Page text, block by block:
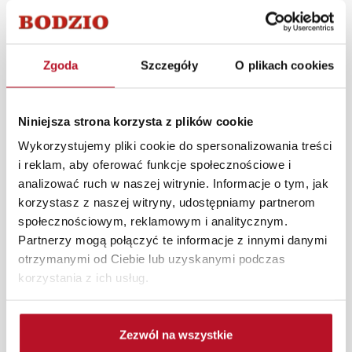
Zgoda Szczegóły O plikach cookies
Niniejsza strona korzysta z plików cookie
Wykorzystujemy pliki cookie do spersonalizowania treści
i reklam, aby oferować funkcje społecznościowe i
analizować ruch w naszej witrynie. Informacje o tym, jak
korzystasz z naszej witryny, udostępniamy partnerom
społecznościowym, reklamowym i analitycznym.
Partnerzy mogą połączyć te informacje z innymi danymi
otrzymanymi od Ciebie lub uzyskanymi podczas
korzystania z ich usług.
Zezwól na wszystkie
kolekcji Loara. W każdym z salonów mebli Bodzio
pracownicy z wykorzystaniem programu Bodzio 3D
zaprojektują i przygotują kompleksową wizualizację
W każdym z salonów mebli Bodzio oferujemy pomoc w
aranżacji mebli, a nasi pracownicy z wykorzystaniem
programu Planer 3D bezpłatnie zaprojektują i
przygotują kompleksową wizualizację Państwa
pomieszczenia wraz z wyceną. Każde zamówienie
złożone w sklepie stacjonarnym dostarczymy do 3 dni
roboczych na terenie całej Polski. W przypadku
zamówień internetowych czas dostawy wynosi do 5 dni
roboczych, również na terenie całego kraju. Wszystkie